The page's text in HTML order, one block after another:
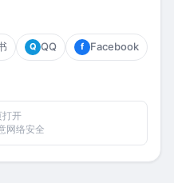
Q QQ f Facebook
打开
网络安全